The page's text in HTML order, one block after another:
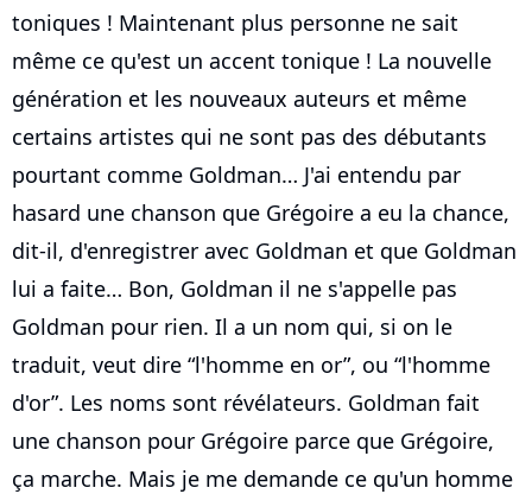
toniques ! Maintenant plus personne ne sait
même ce qu'est un accent tonique ! La nouvelle
génération et les nouveaux auteurs et même
certains artistes qui ne sont pas des débutants
pourtant comme Goldman… J'ai entendu par
hasard une chanson que Grégoire a eu la chance,
dit-il, d'enregistrer avec Goldman et que Goldman
lui a faite… Bon, Goldman il ne s'appelle pas
Goldman pour rien. Il a un nom qui, si on le
traduit, veut dire “l'homme en or”, ou “l'homme
d'or”. Les noms sont révélateurs. Goldman fait
une chanson pour Grégoire parce que Grégoire,
ça marche. Mais je me demande ce qu'un homme